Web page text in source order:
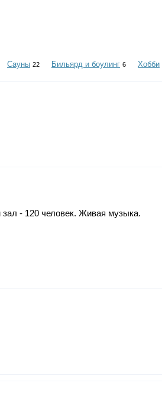
Сауны 22 Бильярд и боулинг 6 Хобби
- 120 человек. Живая музыка.